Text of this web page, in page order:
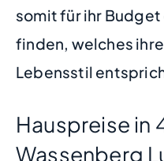
somit für ihr Budget
finden, welches
Lebensstil
Hauspreise in
Wassenberg